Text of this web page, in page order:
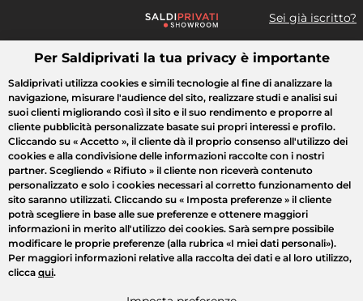
Sei già iscritto?
Cosa cerchi?
Tutte le vendite Moda Casa Bellezza Elettrodomestici
Per Saldiprivati la tua privacy è importante
Saldiprivati utilizza cookies e simili tecnologie al fine di analizzare la
navigazione, misurare l'audience del sito, realizzare studi e analisi sui
suoi clienti migliorando così il sito e il suo rendimento e proporre al
cliente pubblicità personalizzate basate sui propri interessi e profilo.
Cliccando su « Accetto », il cliente dà il proprio consenso all'utilizzo dei
cookies e alla condivisione delle informazioni raccolte con i nostri
partner. Scegliendo « Rifiuto » il cliente non riceverà contenuto
personalizzato e solo i cookies necessari al corretto funzionamento del
sito saranno utilizzati. Cliccando su « Imposta preferenze » il cliente
potrà scegliere in base alle sue preferenze e ottenere maggiori
informazioni in merito all'utilizzo dei cookies. Sarà sempre possibile
modificare le proprie preferenze (alla rubrica «I miei dati personali»).
Per maggiori informazioni relative alla raccolta dei dati e al loro utilizzo,
clicca qui.